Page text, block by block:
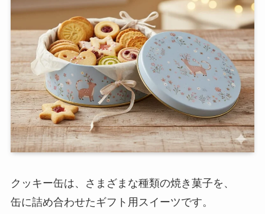
クッキー缶は、さまざまな種類の焼き菓子を、
缶に詰め合わせたギフト用スイーツです。